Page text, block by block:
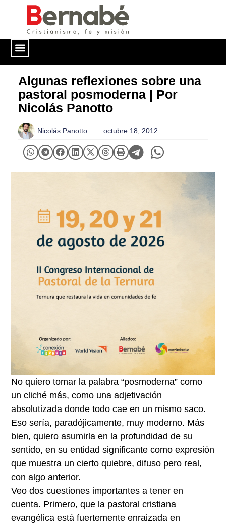
Algunas reflexiones sobre una
pastoral posmoderna | Por
Nicolás Panotto
Nicolás Panotto octubre 18, 2012
No quiero tomar la palabra “posmoderna” como
un cliché más, como una adjetivación
absolutizada donde todo cae en un mismo saco.
Eso sería, paradójicamente, muy moderno. Más
bien, quiero asumirla en la profundidad de su
sentido, en su entidad significante como expresión
que muestra un cierto quiebre, difuso pero real,
con algo anterior.
Veo dos cuestiones importantes a tener en
cuenta. Primero, que la pastoral cristiana
evangélica está fuertemente enraizada en